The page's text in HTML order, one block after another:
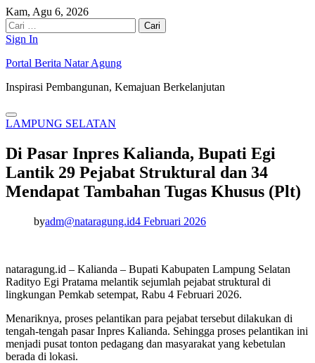
Skip
to
content
Kam, Agu 6, 2026
Cari
untuk:
Sign In
Portal Berita Natar Agung
Inspirasi Pembangunan, Kemajuan Berkelanjutan
LAMPUNG SELATAN
Di Pasar Inpres Kalianda, Bupati Egi
Lantik 29 Pejabat Struktural dan 34
Mendapat Tambahan Tugas Khusus (Plt)
byadm@nataragung.id4 Februari 2026
nataragung.id – Kalianda – Bupati Kabupaten Lampung Selatan
Radityo Egi Pratama melantik sejumlah pejabat struktural di
lingkungan Pemkab setempat, Rabu 4 Februari 2026.
Menariknya, proses pelantikan para pejabat tersebut dilakukan di
tengah-tengah pasar Inpres Kalianda. Sehingga proses pelantikan ini
menjadi pusat tonton pedagang dan masyarakat yang kebetulan
berada di lokasi.